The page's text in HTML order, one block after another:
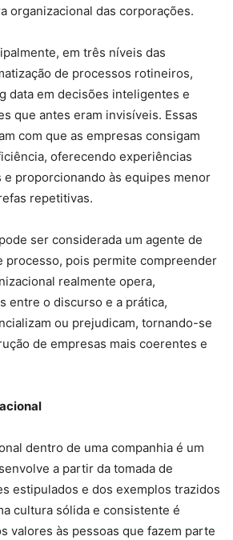
organizacional das corporações.
em três níveis das
de processos rotineiros,
data em decisões inteligentes e
que antes eram invisíveis. Essas
com que as empresas consigam
oferecendo experiências
e proporcionando às equipes menor
repetitivas.
ser considerada um agente de
processo, pois permite compreender
realmente opera,
entre o discurso e a prática,
ou prejudicam, tornando-se
de empresas mais coerentes e
dentro de uma companhia é um
a partir da tomada de
estipulados e dos exemplos trazidos
cultura sólida e consistente é
valores às pessoas que fazem parte